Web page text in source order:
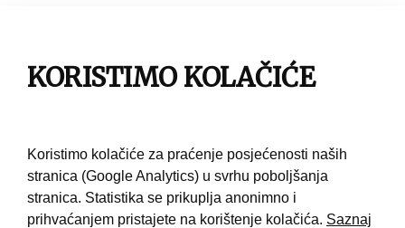
Pravila korištenja
KORISTIMO KOLAČIĆE
Koristimo kolačiće za praćenje posjećenosti naših
stranica (Google Analytics) u svrhu poboljšanja
stranica. Statistika se prikuplja anonimno i
prihvaćanjem pristajete na korištenje kolačića. Saznaj